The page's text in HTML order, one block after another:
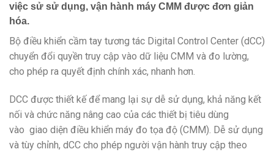
việc sử sử dụng, vận hành máy CMM được đơn giản
hóa.
Bộ điều khiển cầm tay tương tác Digital Control Center (dCC)
chuyển đổi quyền truy cập vào dữ liệu CMM và đo lường,
cho phép ra quyết định chính xác, nhanh hơn.
DCC được thiết kế để mang lại sự dễ sử dụng, khả năng kết
nối và chức năng nâng cao của các thiết bị tiêu dùng
vào giao diện điều khiển máy đo tọa độ (CMM). Dễ sử dụng
và tùy chỉnh, dCC cho phép người vận hành truy cập theo